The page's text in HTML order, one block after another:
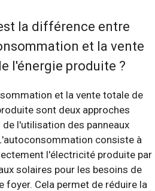
la différence entre
et la vente
l'énergie produite ?
et la vente totale de
sont deux approches
l'utilisation des panneaux
consiste à
l'électricité produite par
solaires pour les besoins de
foyer. Cela permet de réduire la